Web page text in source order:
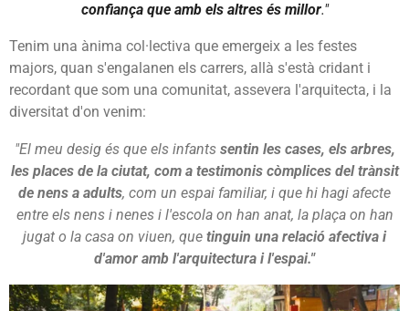
confiança que amb els altres és millor."
Tenim una ànima col·lectiva que emergeix a les festes
majors, quan s'engalanen els carrers, allà s'està cridant i
recordant que som una comunitat, assevera l'arquitecta, i la
diversitat d'on venim:
"El meu desig és que els infants sentin les cases, els arbres,
les places de la ciutat, com a testimonis còmplices del trànsit
de nens a adults, com un espai familiar, i que hi hagi afecte
entre els nens i nenes i l'escola on han anat, la plaça on han
jugat o la casa on viuen, que tinguin una relació afectiva i
d'amor amb l'arquitectura i l'espai."